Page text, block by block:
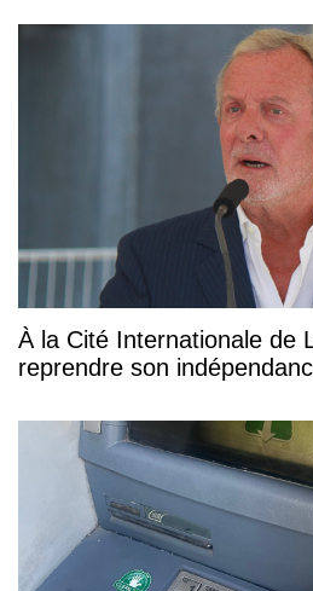
À la Cité Internationale de
reprendre son